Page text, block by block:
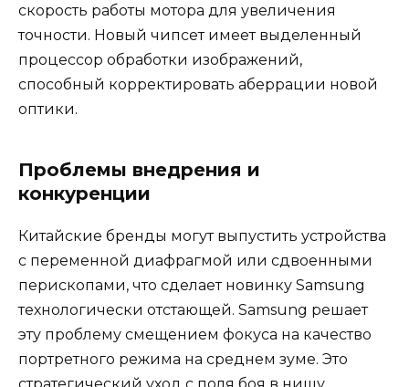
скорость работы мотора для увеличения
точности. Новый чипсет имеет выделенный
процессор обработки изображений,
способный корректировать аберрации новой
оптики.
Проблемы внедрения и
конкуренции
Китайские бренды могут выпустить устройства
с переменной диафрагмой или сдвоенными
перископами, что сделает новинку Samsung
технологически отстающей. Samsung решает
эту проблему смещением фокуса на качество
портретного режима на среднем зуме. Это